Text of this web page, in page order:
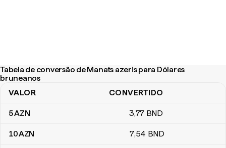
Tabela de conversão de Manats azeris para Dólares
bruneanos
Tabela de conversão de Manats azeris para Dólares bruneanos
VALOR CONVERTIDO
5AZN 3,77 BND
10AZN 7,54 BND